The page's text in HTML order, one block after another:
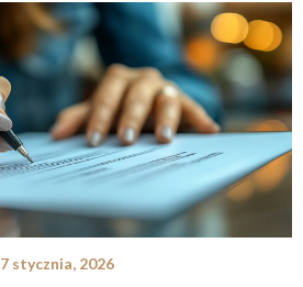
7 stycznia, 2026